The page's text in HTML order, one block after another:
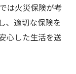
は火災保険が考
、適切な保険を
心した生活を送